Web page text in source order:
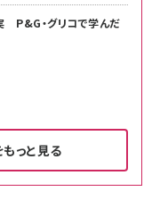
P&G・グリコで学んだ
っと見る